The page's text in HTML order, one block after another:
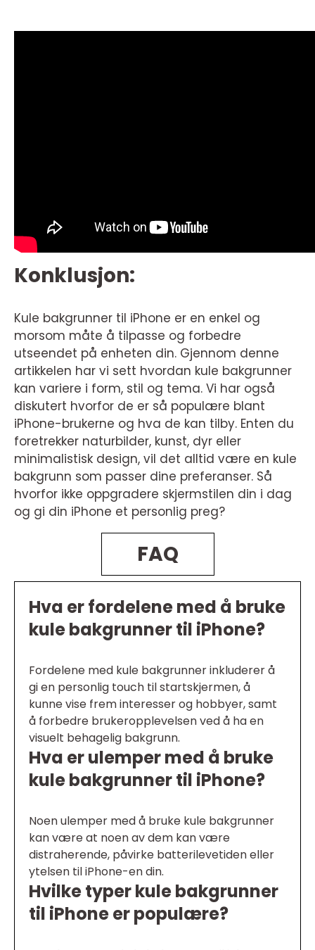
Konklusjon:
Kule bakgrunner til iPhone er en enkel og
morsom måte å tilpasse og forbedre
utseendet på enheten din. Gjennom denne
artikkelen har vi sett hvordan kule bakgrunner
kan variere i form, stil og tema. Vi har også
diskutert hvorfor de er så populære blant
iPhone-brukerne og hva de kan tilby. Enten du
foretrekker naturbilder, kunst, dyr eller
minimalistisk design, vil det alltid være en kule
bakgrunn som passer dine preferanser. Så
hvorfor ikke oppgradere skjermstilen din i dag
og gi din iPhone et personlig preg?
FAQ
Hva er fordelene med å bruke
kule bakgrunner til iPhone?
Fordelene med kule bakgrunner inkluderer å
gi en personlig touch til startskjermen, å
kunne vise frem interesser og hobbyer, samt
å forbedre brukeropplevelsen ved å ha en
visuelt behagelig bakgrunn.
Hva er ulemper med å bruke
kule bakgrunner til iPhone?
Noen ulemper med å bruke kule bakgrunner
kan være at noen av dem kan være
distraherende, påvirke batterilevetiden eller
ytelsen til iPhone-en din.
Hvilke typer kule bakgrunner
til iPhone er populære?